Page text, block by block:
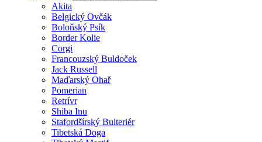
Akita
Belgický Ovčák
Boloňský Psík
Border Kolie
Corgi
Francouzský Buldoček
Jack Russell
Maďarský Ohař
Pomerian
Retrívr
Shiba Inu
Stafordšírský Bulteriér
Tibetská Doga